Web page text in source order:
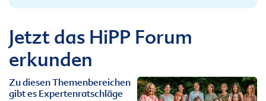
Jetzt das HiPP Forum
erkunden
Zu diesen Themenbereichen
gibt es Expertenratschläge